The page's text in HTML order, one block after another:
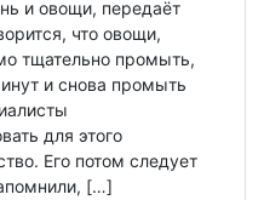
и овощи, передаёт
что овощи,
тщательно промыть,
и снова промыть
для этого
Его потом следует
[…]